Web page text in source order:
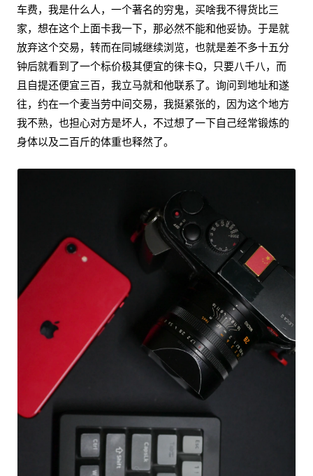
车费，我是什么人，一个著名的穷鬼，买啥我不得货比三
家，想在这个上面卡我一下，那必然不能和他妥协。于是就
放弃这个交易，转而在同城继续浏览，也就是差不多十五分
钟后就看到了一个标价极其便宜的徕卡Q，只要八千八，而
且自提还便宜三百，我立马就和他联系了。询问到地址和遂
往，约在一个麦当劳中间交易，我挺紧张的，因为这个地方
我不熟，也担心对方是坏人，不过想了一下自己经常锻炼的
身体以及二百斤的体重也释然了。